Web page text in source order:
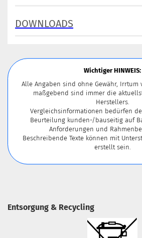
DOWNLOADS
Wichtiger HINWEIS:
Alle Angaben sind ohne Gewähr, Irrtum
maßgebend sind immer die
Herstellers.
Vergleichsinformationen bedürfen
Beurteilung kunden-/bauseitig auf
Anforderungen und
Beschreibende Texte können mit
erstellt sein.
Entsorgung & Recycling